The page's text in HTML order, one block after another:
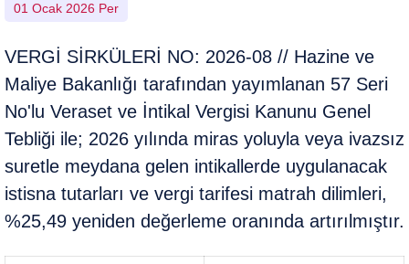
01 Ocak 2026 Per
VERGİ SİRKÜLERİ NO: 2026-08 // Hazine ve
Maliye Bakanlığı tarafından yayımlanan 57 Seri
No'lu Veraset ve İntikal Vergisi Kanunu Genel
Tebliği ile; 2026 yılında miras yoluyla veya ivazsız
suretle meydana gelen intikallerde uygulanacak
istisna tutarları ve vergi tarifesi matrah dilimleri,
%25,49 yeniden değerleme oranında artırılmıştır.